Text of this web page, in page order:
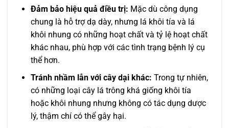
Đảm bảo hiệu quả điều trị: Mặc dù công dụng
chung là hỗ trợ dạ dày, nhưng lá khôi tía và lá
khôi nhung có những hoạt chất và tỷ lệ hoạt chất
khác nhau, phù hợp với các tình trạng bệnh lý cụ
thể hơn.
Tránh nhầm lẫn với cây dại khác: Trong tự nhiên,
có những loại cây lá trông khá giống khôi tía
hoặc khôi nhung nhưng không có tác dụng dược
lý, thậm chí có thể gây hại.